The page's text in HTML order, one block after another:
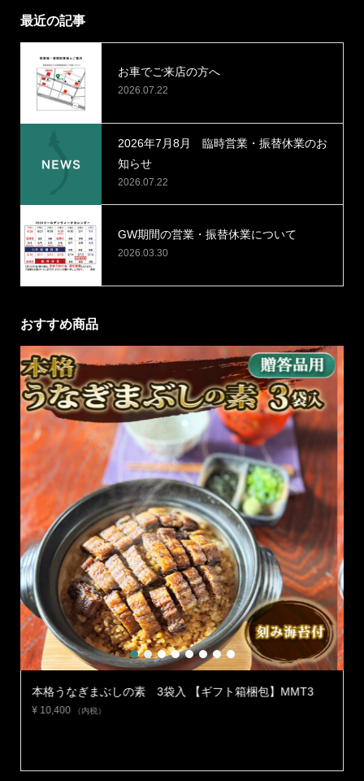
最近の記事
お車でご来店の方へ
2026.07.22
2026年7月8月 臨時営業・振替休業のお
知らせ
2026.07.22
GW期間の営業・振替休業について
2026.03.30
おすすめ商品
梱包】MMT3
本格うなぎまぶしの素 2袋入 【自宅使い用簡
1 2 3 4 5 6 7 8